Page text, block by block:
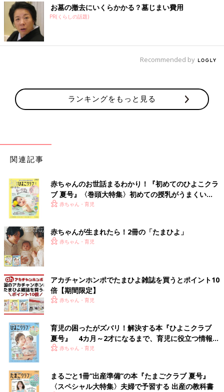
お墓の撤去にいくらかかる？墓じまい費用
PR(くらしの話題)
Recommended by
ランキングをもっと見る
関連記事
赤ちゃんのお世話まるわかり！『初めてのひよこクラ
ブ 夏号』〈巻頭大特集〉初めての授乳がうまくい
く！ おっぱい・ミルクの基本と夏のトラブル 解決テ
赤ちゃん・育児
赤ちゃんが生まれたら！2冊の「たまひよ」
赤ちゃん・育児
アカチャンホンポでたまひよ雑誌を買うとポイント10
倍【期間限定】
赤ちゃん・育児
育児の困ったがズバリ！解決する本『ひよこクラブ
夏号』 4カ月～2才になるまで、育児に役立つ情報が
いっぱい！
赤ちゃん・育児
まるごと1冊“出産準備”の本『たまごクラブ 夏号』
〈スペシャル大特集〉夫婦で予習する 出産の教科書